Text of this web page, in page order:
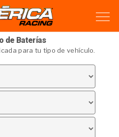
de Baterías
para tu tipo de vehículo.